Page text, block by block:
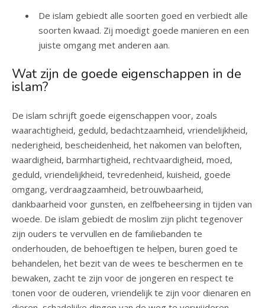
De islam gebiedt alle soorten goed en verbiedt alle
soorten kwaad. Zij moedigt goede manieren en een
juiste omgang met anderen aan.
Wat zijn de goede eigenschappen in de
islam?
De islam schrijft goede eigenschappen voor, zoals
waarachtigheid, geduld, bedachtzaamheid, vriendelijkheid,
nederigheid, bescheidenheid, het nakomen van beloften,
waardigheid, barmhartigheid, rechtvaardigheid, moed,
geduld, vriendelijkheid, tevredenheid, kuisheid, goede
omgang, verdraagzaamheid, betrouwbaarheid,
dankbaarheid voor gunsten, en zelfbeheersing in tijden van
woede. De islam gebiedt de moslim zijn plicht tegenover
zijn ouders te vervullen en de familiebanden te
onderhouden, de behoeftigen te helpen, buren goed te
behandelen, het bezit van de wees te beschermen en te
bewaken, zacht te zijn voor de jongeren en respect te
tonen voor de ouderen, vriendelijk te zijn voor dienaren en